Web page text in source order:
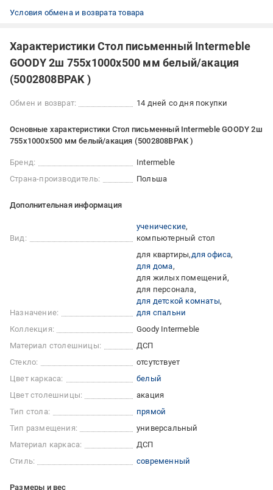
Условия обмена и возврата товара
Характеристики Стол письменный Intermeble
GOODY 2ш 755х1000х500 мм белый/акация
(5002808BPAK )
Обмен и возврат: 14 дней со дня покупки
Основные характеристики Стол письменный Intermeble GOODY 2ш
755х1000х500 мм белый/акация (5002808BPAK )
Бренд:
Intermeble
Страна-производитель:
Польша
Дополнительная информация
Вид:
ученические
компьютерный стол
Назначение:
для квартиры для офиса
для дома
для жилых помещений
для персонала
для детской комнаты
для спальни
Коллекция:
Goody Intermeble
Материал столешницы:
ДСП
Стекло:
отсутствует
Цвет каркаса:
белый
Цвет столешницы:
акация
Тип стола:
прямой
Тип размещения:
универсальный
Материал каркаса:
ДСП
Стиль:
современный
Размеры и вес